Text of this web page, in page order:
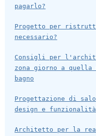
pagarlo?
Progetto per
necessario?
Consigli per
zona giorno a
bagno
Progettazione di
design e funzionalità
Architetto per la